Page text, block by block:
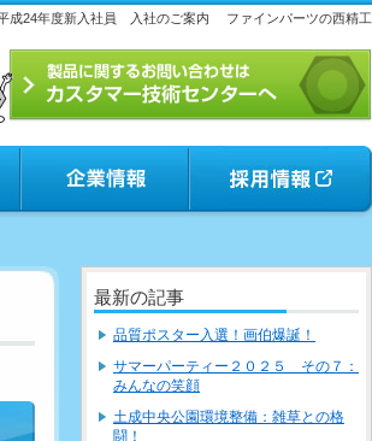
成24年度新入社員 入社のご案内 ファインパーツの西精工
最新の記事
品質ポスター入選！画伯爆誕！
サマーパーティー２０２５ その７：
みんなの笑顔
土成中央公園環境整備：雑草との格
闘！